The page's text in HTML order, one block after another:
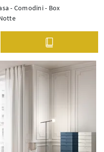
- Comodini- Box